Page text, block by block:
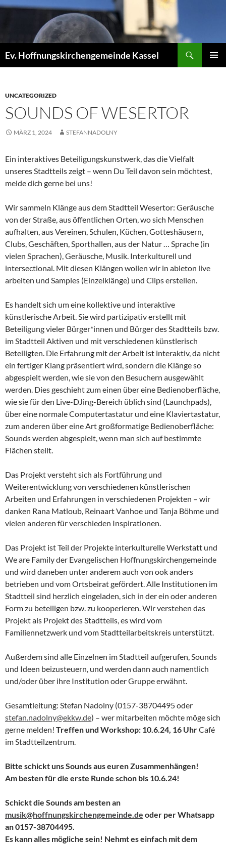
Zum
Ev. Hoffnungskirchengemeinde Kassel
UNCATEGORIZED
SOUNDS OF WESERTOR
MÄRZ 1, 2024 STEFANNADOLNY
Ein interaktives Beteiligungskunstwerk, das die Vielfalt
unseres Stadtteils zeigt – wenn Du Teil davon sein möchtest,
melde dich gerne bei uns!
Wir sammeln Klänge aus dem Stadtteil Wesertor: Geräusche
von der Straße, aus öffentlichen Orten, wo sich Menschen
aufhalten, aus Vereinen, Schulen, Küchen, Gotteshäusern,
Clubs, Geschäften, Sporthallen, aus der Natur … Sprache (in
vielen Sprachen), Geräusche, Musik. Interkulturell und
intersectional. Mit diesen Klängen wollen wir in ableton live
arbeiten und Samples (Einzelklänge) und Clips erstellen.
Es handelt sich um eine kollektive und interaktive
künstlerische Arbeit. Sie wird partizipativ erstellt mit
Beteiligung vieler Bürger*innen und Bürger des Stadtteils bzw.
im Stadtteil Aktiven und mit verschiedenen künstlerisch
Beteiligten. Die Erfahrung mit der Arbeit ist interaktiv, da nicht
ein fertiger Klang präsentiert wird, sondern die Klänge so
abgespielt werden, wie sie von den Besuchern ausgewählt
werden. Dies geschieht zum einen über eine Bedienoberfläche,
wie sie für den Live-DJing-Bereich üblich sind (Launchpads),
über eine normale Computertastatur und eine Klaviertastatur,
zum anderen über eine Art großformatige Bedienoberfläche:
Sounds werden abgespielt, wenn man sich auf bestimmte
Flächen stellt.
Das Projekt versteht sich als Fortführung und
Weiterentwicklung von verschiedenen künstlerischen
Arbeiten und Erfahrungen in verschiedenen Projekten – wir
danken Rana Matloub, Reinaart Vanhoe und Tanja Böhme und
vielen anderen für verschieden Inspirationen.
Das Projekt ist Teil der Projekte interkulturelle Werkstatt und
We are Family der Evangelischen Hoffnungskirchengemeinde
und wird daneben unter anderem auch von ook anders
betrieben und vom Ortsbeirat gefördert. Alle Institutionen im
Stadtteil sind herzlich eingeladen, sich in der ein oder anderen
Form zu beteiligen bzw. zu kooperieren. Wir verstehen das
Projekt als Projekt des Stadtteils, es wird vom
Familiennetzwerk und vom Stadtteilarbeitskreis unterstützt.
Außerdem sind alle Einzelnen im Stadtteil aufgerufen, Sounds
und Ideen beizusteuern, und werden dann auch namentlich
und/oder über ihre Institution oder Gruppe erwähnt.
Gesamtleitung: Stefan Nadolny (0157-38704495 oder
stefan.nadolny@ekkw.de) – wer mitarbeiten möchte möge sich
gerne melden! Treffen und Workshop: 10.6.24, 16 UhrCafé
im Stadtteilzentrum.
Bitte schickt uns Sounds aus euren Zusammenhängen!
Am besten für die erste Runde schon bis 10.6.24!
Schickt die Sounds am besten an
musik@hoffnungskirchengemeinde.de oder per Whatsapp
an 0157-38704495.
Es kann alles mögliche sein! Nehmt es einfach mit dem